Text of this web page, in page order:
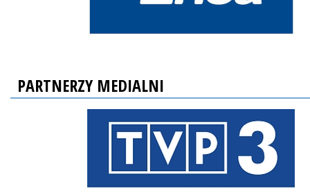
PARTNERZY MEDIALNI